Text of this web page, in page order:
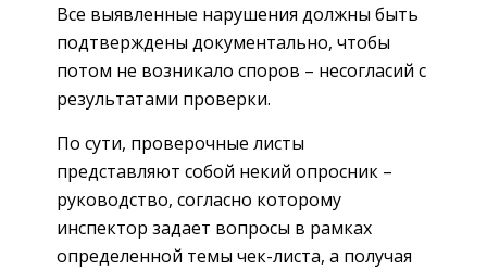
Все выявленные нарушения должны быть
подтверждены документально, чтобы
потом не возникало споров – несогласий с
результатами проверки.
По сути, проверочные листы
представляют собой некий опросник –
руководство, согласно которому
инспектор задает вопросы в рамках
определенной темы чек-листа, а получая